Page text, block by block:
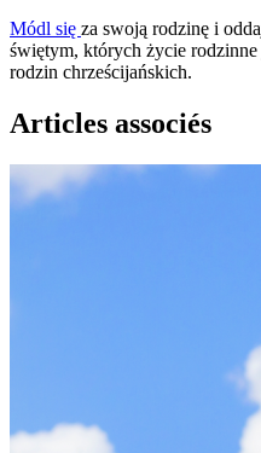
Módl się za swoją rodzinę i
świętym, których życie
rodzin chrześcijańskich.
Articles associés